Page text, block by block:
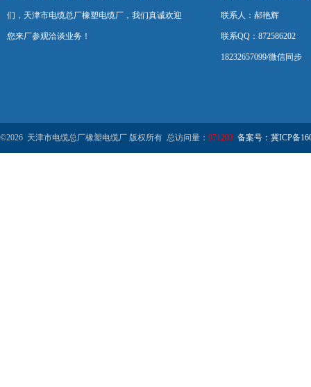
们，天津市电缆总厂橡塑电缆厂，我们真诚欢迎
您来厂参观洽谈业务！
联系人：郝艳辉
联系QQ：872586202
18232657099/微信同步
©2026 天津市电缆总厂橡塑电缆厂 版权所有 总访问量： 971203 备案号：冀ICP备